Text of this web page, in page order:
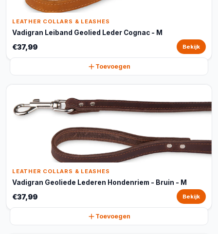
LEATHER COLLARS & LEASHES
Vadigran Leiband Geolied Leder Cognac - M
€37,99 Bekijk
Toevoegen
LEATHER COLLARS & LEASHES
Vadigran Geoliede Lederen Hondenriem - Bruin - M
€37,99 Bekijk
Toevoegen